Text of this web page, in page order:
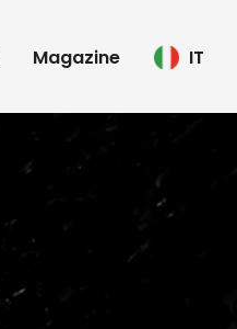
Magazine IT